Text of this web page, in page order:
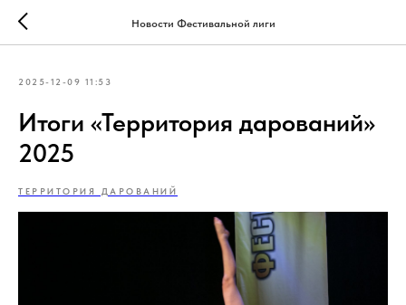
Новости Фестивальной лиги
2025-12-09 11:53
Итоги «Территория дарований»
2025
ТЕРРИТОРИЯ ДАРОВАНИЙ